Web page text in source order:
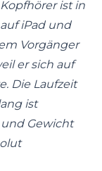
ist in
iPad und
Vorgänger
er sich auf
Die Laufzeit
ist
Gewicht